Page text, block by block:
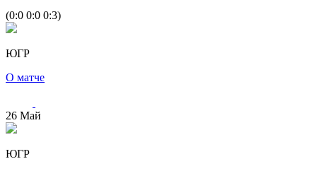
(0:0 0:0 0:3)
ЮГР
О матче
26 Май
ЮГР